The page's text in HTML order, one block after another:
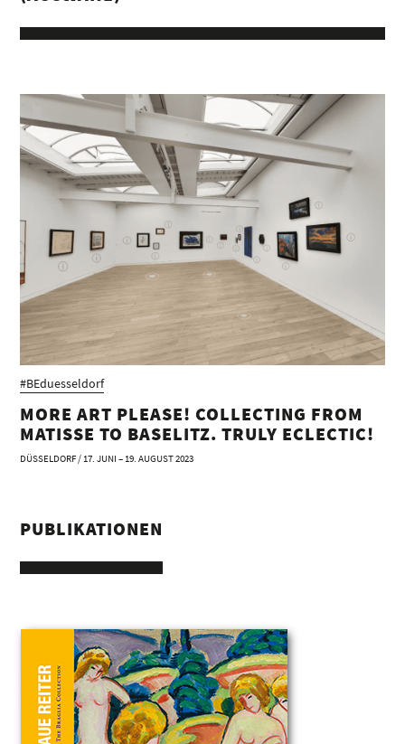
#BEduesseldorf
MORE ART PLEASE! COLLECTING FROM
MATISSE TO BASELITZ. TRULY ECLECTIC!
DÜSSELDORF / 17. JUNI – 19. AUGUST 2023
PUBLIKATIONEN